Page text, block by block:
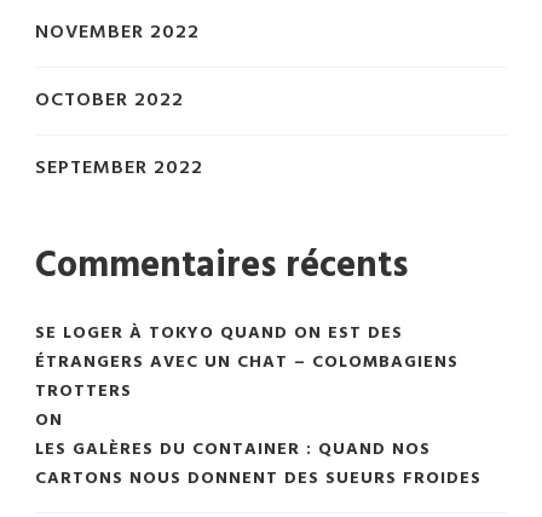
NOVEMBER 2022
OCTOBER 2022
SEPTEMBER 2022
Commentaires récents
SE LOGER À TOKYO QUAND ON EST DES
ÉTRANGERS AVEC UN CHAT – COLOMBAGIENS
TROTTERS
ON
LES GALÈRES DU CONTAINER : QUAND NOS
CARTONS NOUS DONNENT DES SUEURS FROIDES